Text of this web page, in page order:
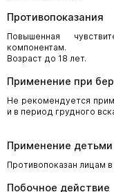
Противопоказания
Повышенная
компонентам.
Возраст до 18 лет.
Применение при
Не рекомендуется
и в период грудного
Применение детьми
Противопоказан лицам
Побочное действие